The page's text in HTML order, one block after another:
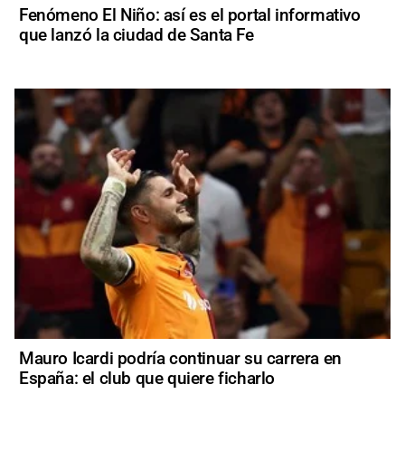
Fenómeno El Niño: así es el portal informativo
que lanzó la ciudad de Santa Fe
Mauro Icardi podría continuar su carrera en
España: el club que quiere ficharlo